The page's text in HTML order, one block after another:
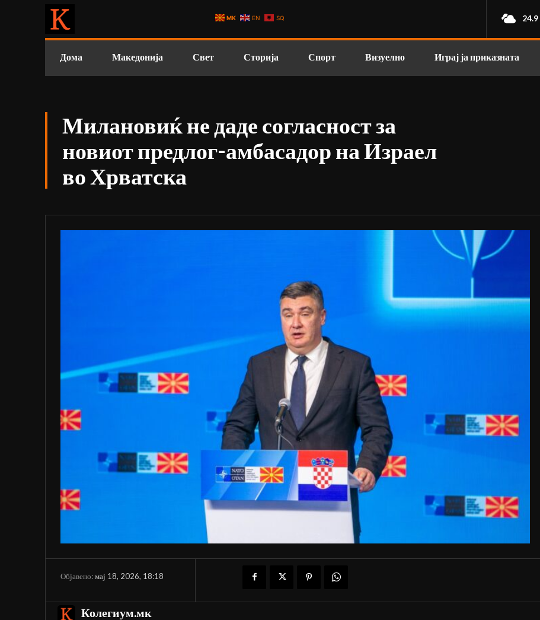
24.9
Дома Македонија Свет Сторија Спорт Визуелно Играј ја приказната
Милановиќ не даде согласност за
новиот предлог-амбасадор на Израел
во Хрватска
Објавено:мај 18, 2026, 18:18
Колегиум.мк
MK EN SQ